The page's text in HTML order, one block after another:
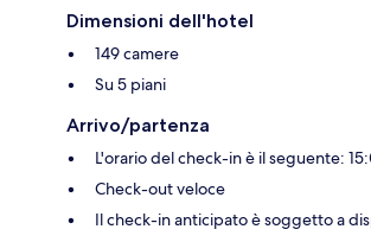
Dimensioni dell'hotel
149 camere
Su 5 piani
Arrivo/partenza
L'orario del check-in è il seguente:
Check-out veloce
Il check-in anticipato è soggetto a